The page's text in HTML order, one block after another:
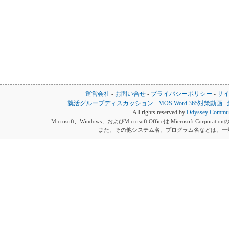
運営会社 - お問い合せ - プライバシーポリシー - サ
就活グループディスカッション -MOS Word 365対策動画 -
All rights reserved by Odyssey
Microsoft、Windows、およびMicrosoft Officeは Microsoft Corporation
また、その他システム名、プログラム名などは、